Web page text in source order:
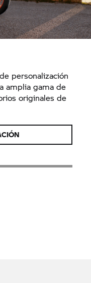
personalización
amplia gama de
originales de